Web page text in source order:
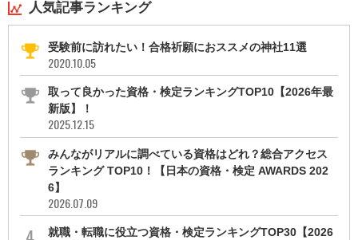
人気記事ランキング
受験前に訪れたい！合格祈願におススメの神社11選
2020.10.05
取って良かった資格・検定ランキングTOP10【2026年最
新版】！
2025.12.15
みんながリアルに調べている資格はどれ？総合アクセス
ランキング TOP10！【日本の資格・検定 AWARDS 202
6】
2026.07.09
就職・転職に役立つ資格・検定ランキングTOP30【2026